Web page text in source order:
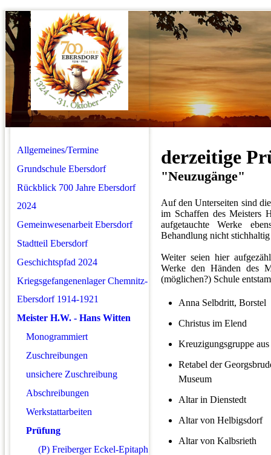
Allgemeines/Termine
Grundschule Ebersdorf
Rückblick 700 Jahre Ebersdorf
2024
Gemeinwesenarbeit Ebersdorf
Stadtteil Ebersdorf
Geschichtspfad 2024
Kriegsgefangenenlager Chemnitz-
Ebersdorf 1914-1921
Meister H.W. - Hans Witten
Monogrammiert
Zuschreibungen
unsichere Zuschreibung
Abschreibungen
Werkstattarbeiten
Prüfung
(P) Freiberger Eckel-Epitaph
derzeitige
"Neuzugänge"
Auf den Unterseiten sind
im Schaffen des Meisters
aufgetauchte Werke
Behandlung nicht
Weiter seien hier
Werke den Händen des
(möglichen?) Schule
Anna Selbdritt, Borstel
Christus im Elend
Kreuzigungsgruppe aus
Retabel der
Museum
Altar in Dienstedt
Altar von Helbigsdorf
Altar von Kalbsrieth